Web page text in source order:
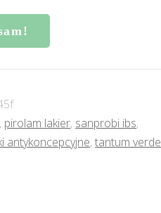
, pirolam lakier, sanprobi ibs,
antykoncepcyjne,tantum verde